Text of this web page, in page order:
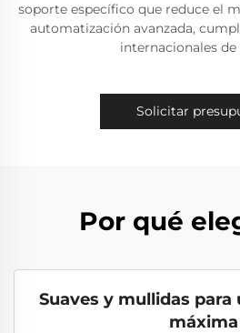
soporte específico que reduce el
automatización avanzada,
internacionales de
Solicitar
Por qué
Suaves y mullidas
máxima